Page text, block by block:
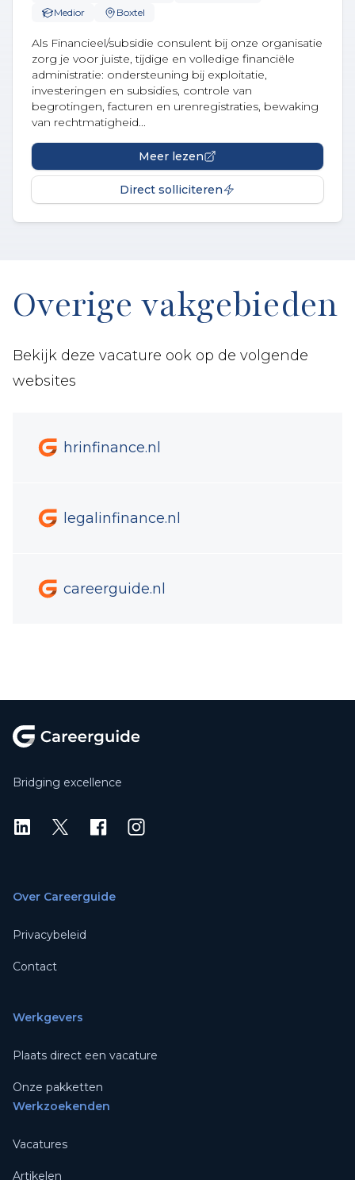
Medior
Boxtel
Als Financieel/subsidie consulent bij onze organisatie
zorg je voor juiste, tijdige en volledige financiële
administratie: ondersteuning bij exploitatie,
investeringen en subsidies, controle van
begrotingen, facturen en urenregistraties, bewaking
van rechtmatigheid...
Meer lezen
Direct solliciteren
Overige vakgebieden
Bekijk deze vacature ook op de volgende
websites
hrinfinance.nl
legalinfinance.nl
careerguide.nl
Bridging excellence
LinkedIn
X Instagram
Over Careerguide
Privacybeleid
Contact
Werkgevers
Plaats direct een vacature
Onze pakketten
Werkzoekenden
Vacatures
Artikelen